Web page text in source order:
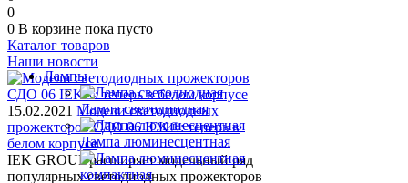
0
0 В корзине пока пусто
Каталог товаров
Лампы
Лампа светодиодная
Лампа люминесцентная
Наши новости
15.02.2021 Модели светодиодных
прожекторов СДО 06 IEK®: теперь в
белом корпусе
IEK GROUP расширяет модельный ряд
популярных светодиодных прожекторов